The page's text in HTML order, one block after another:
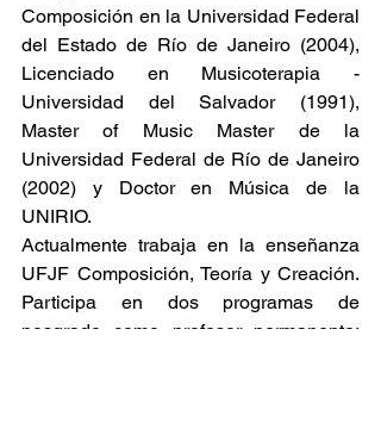
Composición en la Universidad Federal
del Estado de Río de Janeiro (2004),
Licenciado en Musicoterapia -
Universidad del Salvador (1991),
Master of Music Master de la
Universidad Federal de Río de Janeiro
(2002) y Doctor en Música de la
UNIRIO.
Actualmente trabaja en la enseñanza
UFJF Composición, Teoría y Creación.
Participa en dos programas de
posgrado como profesor permanente: